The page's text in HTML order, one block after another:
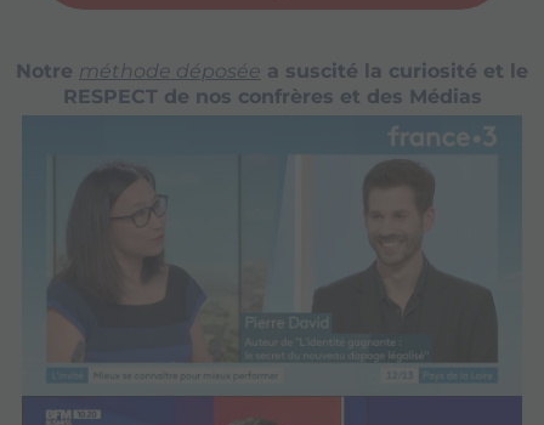
Notre méthode déposée a suscité la curiosité et le
RESPECT de nos confrères et des Médias